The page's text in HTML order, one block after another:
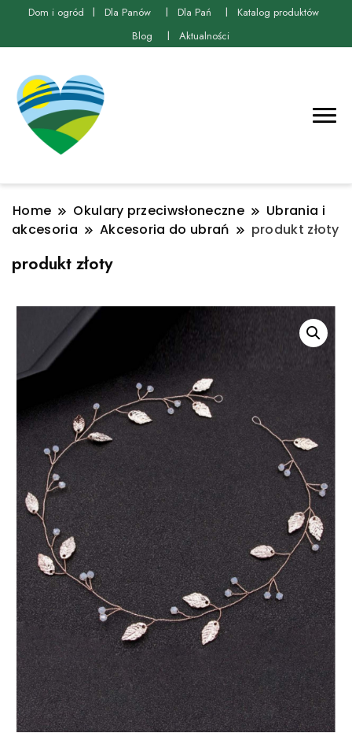
Dom i ogród Dla Panów Dla Pań
Katalog produktów
Blog
Aktualności
Home Okulary przeciwsłoneczne
Ubrania i
akcesoria
Akcesoria do ubrań produkt złoty
produkt złoty